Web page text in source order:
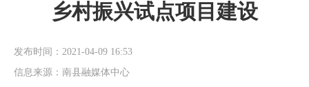
乡村振兴试点项目建设
发布时间：2021-04-09 16:53
信息来源：南县融媒体中心